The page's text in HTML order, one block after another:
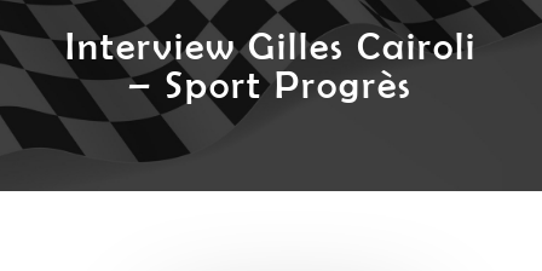
Interview Gilles Cairoli
– Sport Progrès